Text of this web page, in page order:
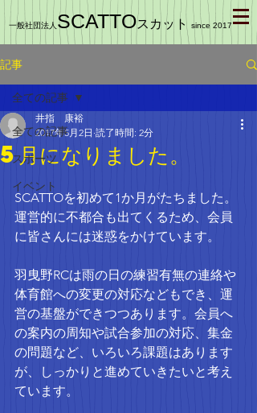
一般社団法人 SCATTOスカット since 2017
記事
全ての記事
スポーツ
イベント
全ての記事
5月になりました。
井指 康裕
2017年5月2日 読了時間: 2分
SCATTOを初めて1か月がたちました。
運営的に不都合も出てくるため、会員
に皆さんには迷惑をかけています。
羽曳野RCは雨の日の練習有無の連絡や
体育館への変更の対応などもでき、運
営の基盤ができつつあります。会員へ
の案内の周知や試合参加の対応、集金
の問題など、いろいろ課題はあります
が、しっかりと進めていきたいと考え
ています。